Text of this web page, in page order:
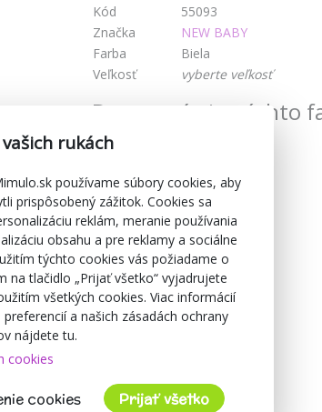
Kód
55093
Značka
NEW BABY
Farba
Biela
Veľkosť
vyberte veľkosť
Dostupné aj v týchto
A KVALITA
rukách
používame súbory cookies, aby
prispôsobený zážitok. Cookies sa
reklám, meranie používania
obsahu a pre reklamy a sociálne
týchto cookies vás požiadame o
na tlačidlo „Prijať všetko“ vyjadrujete
všetkých cookies. Viac informácií
a našich zásadách ochrany
nájdete tu.
cookies
cookies Prijať všetko